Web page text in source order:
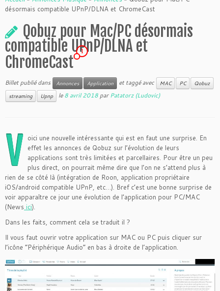
désormais compatible UPnP/DLNA et ChromeCast
Qobuz pour Mac/PC désormais
compatible UPnP/DLNA et
ChromeCast
1
Billet publié dans Annonces Application et taggé avec MAC PC
Qobuz
streaming
Upnp le8 avril 2018 parPatatorz (Ludovic)
V oici une nouvelle intéressante qui est en faut une surprise. En
effet les annonces de Qobuz sur l’évolution de leurs
applications sont très limitées et parcellaires. Pour être un peu
plus direct, on pourrait même dire que l’on ne s’attend plus à
rien de se côté là (intégration de Roon, application propriétaire
iOS/android compatible UPnP, etc…). Bref c’est une bonne surprise de
voir apparaître ce jour une évolution de l’application pour PC/MAC
(News ici).
Dans les faits, comment cela se traduit il ?
Il vous faut ouvrir votre application sur MAC ou PC puis cliquer sur
l’icône “Périphérique Audio” en bas à droite de l’application.